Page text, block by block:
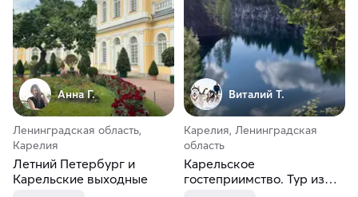
Анна Г.
Ленинградская область,
Карелия
Летний Петербург и
Карельские выходные
Виталий Т.
Карелия, Ленинградская
область
Карельское
гостеприимство. Тур из